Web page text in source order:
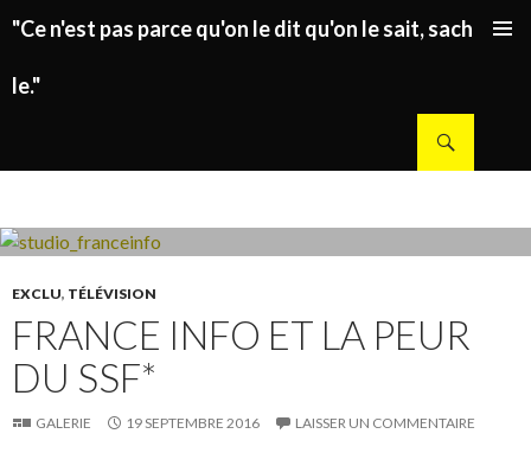
"Ce n'est pas parce qu'on le dit qu'on le sait, sachez
le."
EXCLU, TÉLÉVISION
FRANCE INFO ET LA PEUR
DU SSF*
GALERIE 19 SEPTEMBRE 2016 LAISSER UN COMMENTAIRE